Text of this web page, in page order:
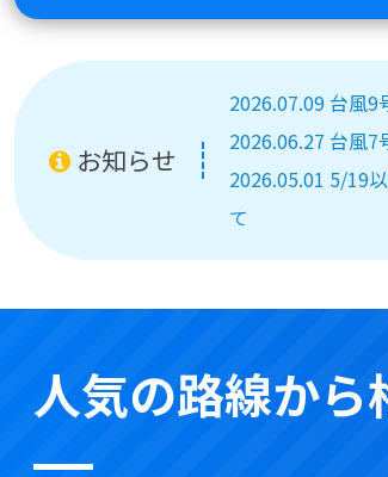
お知らせ
2026.07.09 台風9
2026.06.27 台風7
2026.05.01 5/19
て
人気の路線か